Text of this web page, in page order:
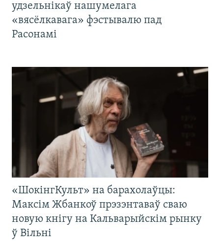
удзельнікаў нашумелага
«вясёлкавага» фэстывалю пад
Расонамі
«ШокінгКульт» на барахолаўцы:
Максім Жбанкоў прэзэнтаваў сваю
новую кнігу на Кальварыйскім рынку
ў Вільні